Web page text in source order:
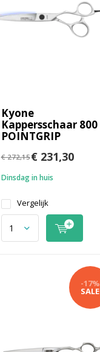
Kyone
Kappersschaar 800
POINTGRIP
€ 272,15€ 231,30
Dinsdag in huis
Vergelijk
-17%
SALE